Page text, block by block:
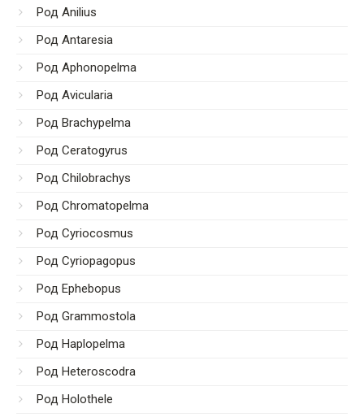
Род Anilius
Род Antaresia
Род Aphonopelma
Род Avicularia
Род Brachypelma
Род Ceratogyrus
Род Chilobrachys
Род Chromatopelma
Род Cyriocosmus
Род Cyriopagopus
Род Ephebopus
Род Grammostola
Род Haplopelma
Род Heteroscodra
Род Holothele